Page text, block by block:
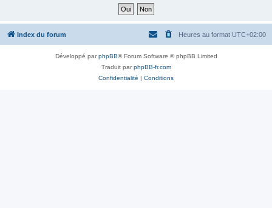
Index du forum Heures au format UTC+02:00
Développé parphpBB® Forum Software © phpBB Limited
Traduit parphpBB-fr.com
Confidentialité | Conditions